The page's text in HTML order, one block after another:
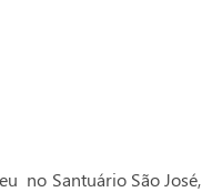
no Santuário São José,